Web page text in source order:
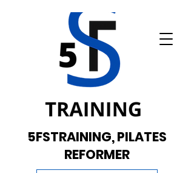
5FSTRAINING, PILATES
REFORMER